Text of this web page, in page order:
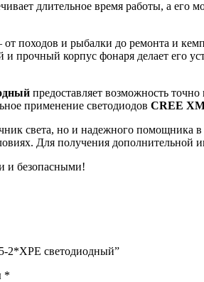
длительное время работы, а его
походов и рыбалки до ремонта и
прочный корпус фонаря делает его
предоставляет возможность
применение светодиодов CREE
света, но и надежного помощника
Для получения
и безопасными!
2*XPE светодиодный”
*